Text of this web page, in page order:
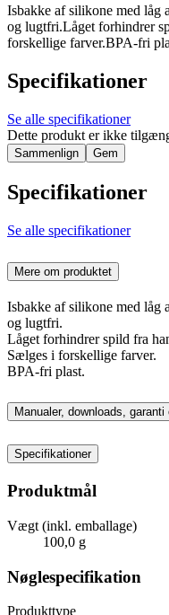
Isbakke af silikone med låg
og lugtfri.Låget forhindrer
forskellige farver.BPA-fri
Specifikationer
Se alle specifikationer
Dette produkt er ikke
Sammenlign Gem
Specifikationer
Se alle specifikationer
Mere om produktet
Isbakke af silikone med låg
og lugtfri.
Låget forhindrer spild fra
Sælges i forskellige farver.
BPA-fri plast.
Manualer, downloads, garanti
Specifikationer
Produktmål
Vægt (inkl. emballage)
100,0 g
Nøglespecifikation
Produkttype